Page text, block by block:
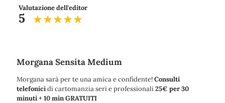
Valutazione dell'editor
5
Morgana Sensita Medium
Morgana sarà per te una amica e confidente!Consulti
telefonicidi cartomanzia seri e professionali25€ per 30
minuti + 10 min GRATUITI